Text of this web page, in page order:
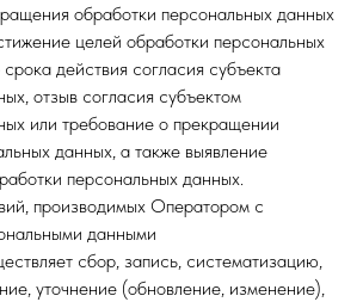
обработки персональных данных
целей обработки персональных
действия согласия субъекта
отзыв согласия субъектом
или требование о прекращении
данных, а также выявление
персональных данных.
производимых Оператором с
данными
сбор, запись, систематизацию,
уточнение (обновление, изменение),